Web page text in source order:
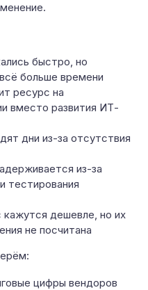
быстро, но
больше времени
ресурс на
вместо развития ИТ-
дни из-за отсутствия
из-за
тестирования
дешевле, но их
не посчитана
цифры вендоров